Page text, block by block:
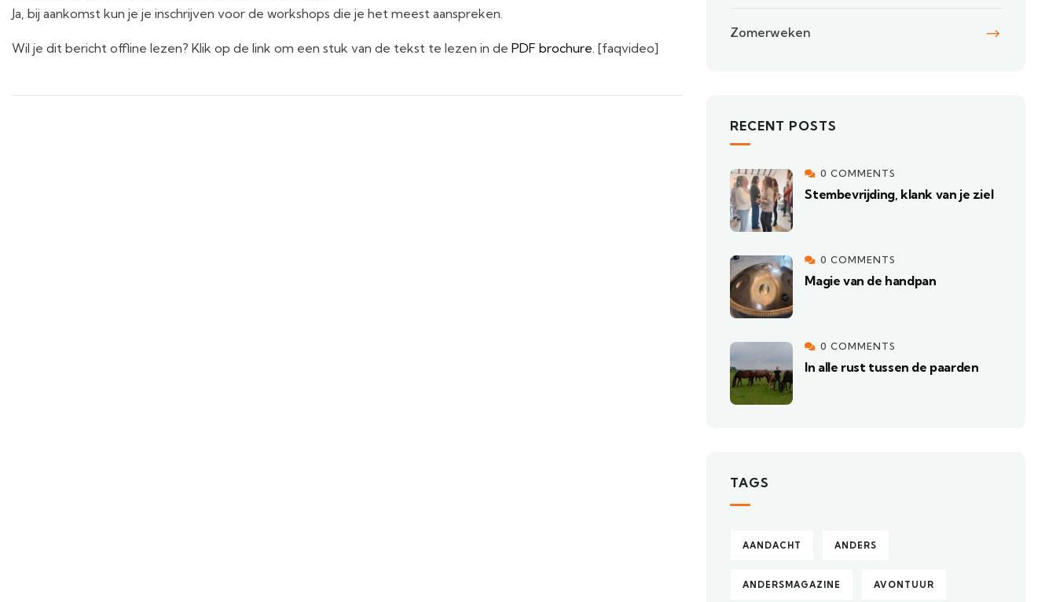
Ja, bij aankomst kun je je inschrijven voor de workshops die je het meest aanspreken.
Wil je dit bericht offline lezen? Klik op de link om een stuk van de tekst te lezen in de PDF brochure. [faqvideo]
Zomerweken
RECENT POSTS
0 COMMENTS
Stembevrijding, klank van je ziel
0 COMMENTS
Magie van de handpan
0 COMMENTS
In alle rust tussen de paarden
TAGS
AANDACHT ANDERS
ANDERSMAGAZINE AVONTUUR